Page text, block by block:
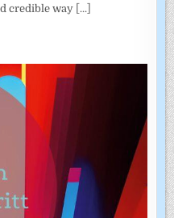
credible way [...]